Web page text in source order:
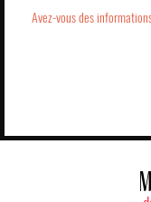
Avez-vous des